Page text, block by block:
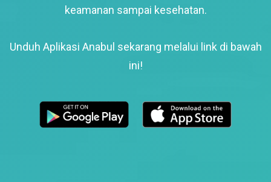
keamanan sampai kesehatan.
Unduh Aplikasi Anabul sekarang melalui link di bawah
ini!